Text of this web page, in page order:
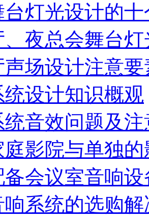
台灯光设计的
夜总会舞台
场设计注意要
设计知识概观
统音效问题及
庭影院与单独
会议室音响设
响系统的选购